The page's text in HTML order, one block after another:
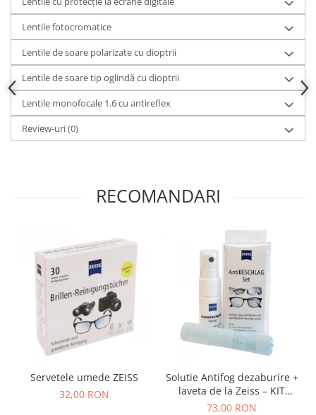
Lentile fotocromatice
Lentile de soare polarizate cu dioptrii
Lentile de soare tip oglindă cu dioptrii
Lentile monofocale 1.6 cu antireflex
Review-uri(0)
RECOMANDARI
Servetele umede ZEISS
32,00 RON
Solutie Antifog dezaburire +
laveta de la Zeiss – KIT
COMPLET
73,00 RON